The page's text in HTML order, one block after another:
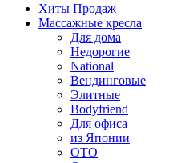
Хиты Продаж
Массажные кресла
Для дома
Недорогие
National
Вендинговые
Элитные
Bodyfriend
Для офиса
из Японии
OTO